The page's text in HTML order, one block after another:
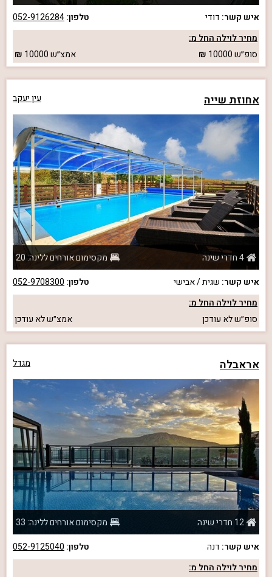
איש קשר: דודי טלפון:052-9126284
מחיר לוילה החל מ:
סופ״ש10000 אמצ״ש10000
אחוזת שייה עין יעקב
4 חדרי שינה
מקסימום אורחים ללינה: 20
איש קשר: שגית / אבישי טלפון: 052-9708300
מחיר לוילה החל מ:
סופ״שלא עודכן אמצ״שלא עודכן
אראבלה מגדל
12 חדרי שינה
מקסימום אורחים ללינה: 33
איש קשר: דנה טלפון: 052-9125040
מחיר לוילה החל מ: